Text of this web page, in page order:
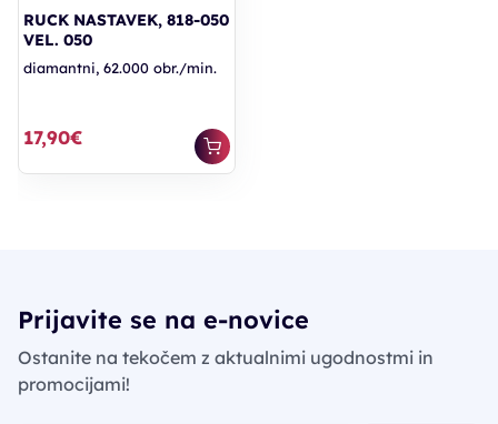
RUCK NASTAVEK, 818-050
VEL. 050
diamantni, 62.000 obr./min.
17,90€
Prijavite se na e-novice
Ostanite na tekočem z aktualnimi ugodnostmi in
promocijami!